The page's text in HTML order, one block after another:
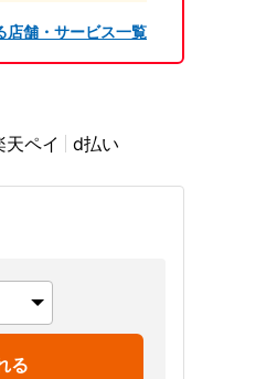
店舗・サービス一覧
天ペイ d払い
る